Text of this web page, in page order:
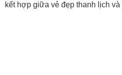
kết hợp giữa vẻ đẹp thanh lịch